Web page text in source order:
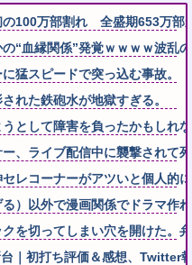
の100万部割れ 全盛期653万
“血縁関係”発覚ｗｗｗｗ波乱
猛スピードで突っ込む事故。
れた鉄砲水が地獄すぎる。
として障害を負ったかもしれ
、ライブ配信中に襲撃されて
セレコーナーがアツいと個人
る）以外で漫画関係でドラマ作
を切ってしまい穴を開けた。
｜初打ち評価＆感想、Twitter